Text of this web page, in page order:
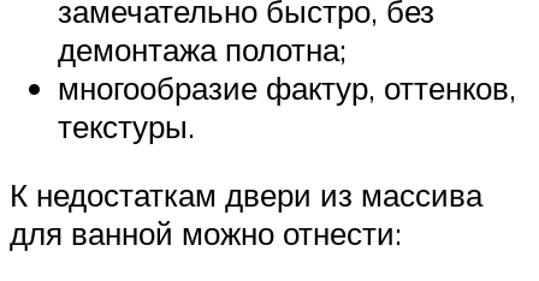
замечательно быстро, без
демонтажа полотна;
многообразие фактур, оттенков,
текстуры.
К недостаткам двери из массива
для ванной можно отнести: